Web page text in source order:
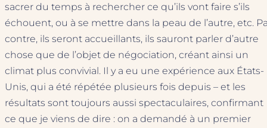
sacrer du temps à rechercher ce qu’ils vont faire s’ils
échouent, ou à se mettre dans la peau de l’autre, etc.
contre, ils seront accueillants, ils sauront parler d’autre
chose que de l’objet de négociation, créant ainsi un
climat plus convivial. Il y a eu une expérience aux États-
Unis, qui a été répétée plusieurs fois depuis – et les
résultats sont toujours aussi spectaculaires, confirmant
ce que je viens de dire : on a demandé à un premier